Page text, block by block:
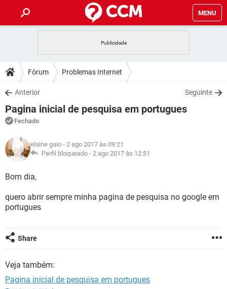
MENU
CELULAR FACEBOOK
OUTLOOK
INSTAGRAM GMAIL
GUIA DE COMPRAS
DICAS
JOGOS WHATSAPP
OUTLOOK
INSTAGRAM
GUIA DE COMPRAS
DOWNLOADS
JOGOS WHATSAPP
CELULAR
OUTLOOK EXCEL
INSTAGRAM
GUIA DE COMPRAS
FÓRUM
JOGOS
CELULAR FACEBOOK
GUIA DE COMPRAS
GLOSSÁRIO
JOGOS
CELULAR
OUTLOOK EXCEL
INSTAGRAM
Fórum Problemas Internet
Anterior Seguinte
Pagina inicial de pesquisa em portugues
Fechado
elaine gaio - 2 ago 2017 às 09:21
Perfil bloqueado - 2 ago 2017 às 12:51
Bom dia,
quero abrir sempre minha pagina de pesquisa no google em
portugues
Share
Veja também:
Pagina inicial de pesquisa em portugues